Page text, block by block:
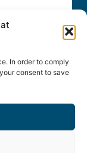
In order to comply
consent to save